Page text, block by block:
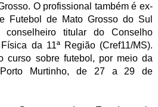
O profissional também é ex-
Futebol de Mato Grosso do Sul
conselheiro titular do Conselho
da 11ª Região (Cref11/MS).
curso sobre futebol, por meio da
Porto Murtinho, de 27 a 29 de